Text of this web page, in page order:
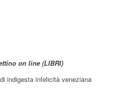
on line (LIBRI)
indigesta infelicità veneziana